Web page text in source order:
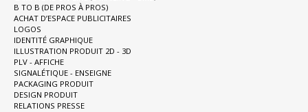
B TO B (DE PROS À PROS)
ACHAT D’ESPACE PUBLICITAIRES
LOGOS
IDENTITÉ GRAPHIQUE
ILLUSTRATION PRODUIT 2D - 3D
PLV - AFFICHE
SIGNALÉTIQUE - ENSEIGNE
PACKAGING PRODUIT
DESIGN PRODUIT
RELATIONS PRESSE